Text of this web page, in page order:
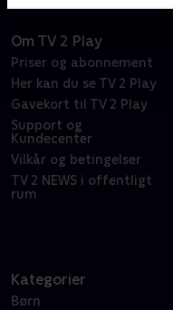
Om TV 2 Play
Priser og abonnement
Her kan du se TV 2 Play
Gavekort til TV 2 Play
Support og
Kundecenter
Vilkår og betingelser
TV 2 NEWS i offentligt
rum
Kategorier
Børn